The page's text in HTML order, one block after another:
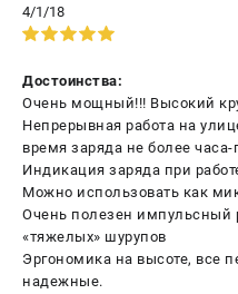
4/1/18
Достоинства:
Очень мощный!!! Высокий
Непрерывная работа на
время заряда не более часа-
Индикация заряда при
Можно использовать как
Очень полезен
«тяжелых» шурупов
Эргономика на высоте, все
надежные.